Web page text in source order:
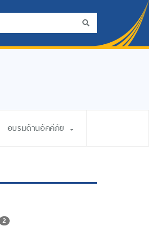
อบรมด้านอัคคีภัย
2